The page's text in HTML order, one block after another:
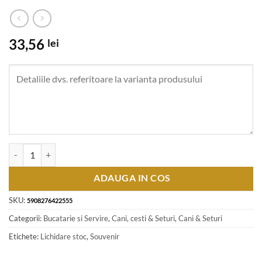
33,56 lei
ADAUGA IN COS
SKU: 5908276422555
Categorii: Bucatarie si Servire, Cani, cesti & Seturi, Cani & Seturi
Etichete: Lichidare stoc, Souvenir